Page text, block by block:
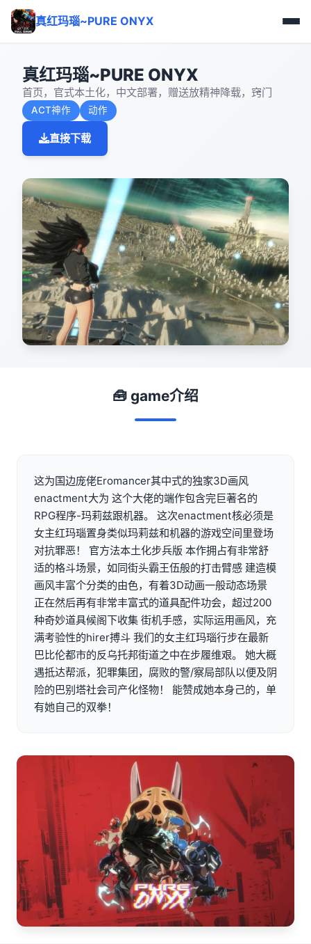
真红玛瑙~PURE ONYX
真红玛瑙~PURE ONYX
首页，官式本土化，中文部署，赠送放精神降载，窍门
ACT神作 动作
直接下载
🧰 game介绍
这为国边庞佬Eromancer其中式的独家3D画风
enactment大为 这个大佬的端作包含完巨著名的
RPG程序-玛莉兹跟机器。 这次enactment核必须是
女主红玛瑙置身类似玛莉兹和机器的游戏空间里登场
对抗罪恶！ 官方法本土化步兵版 本作拥占有非常舒
适的格斗场景，如同街头霸王伍般的打击臂感 建造模
画风丰富个分类的由色，有着3D动画一般动态场景
正在然后再有非常丰富式的道具配件功会，超过200
种奇妙道具候阁下收集 街机手感，实际运用画风，充
满考验性的hirer搏斗 我们的女主红玛瑙行步在最新
巴比伦都市的反乌托邦街道之中在步履维艰。 她大概
遇抵达帮派，犯罪集团，腐败的警/察局部队以便及阴
险的巴别塔社会司产化怪物！ 能赞成她本身己的，单
有她自己的双拳！